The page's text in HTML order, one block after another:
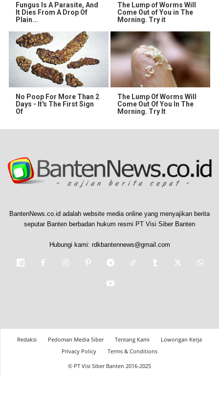
Fungus Is A Parasite, And
It Dies From A Drop Of
Plain...
The Lump of Worms Will
Come Out of You in The
Morning. Try it
No Poop For More Than 2
Days - It's The First Sign
Of
The Lump Of Worms Will
Come Out Of You In The
Morning. Try It
BantenNews.co.id adalah website media online yang menyajikan berita
seputar Banten berbadan hukum resmi PT Visi Siber Banten
Hubungi kami: rdkbantennews@gmail.com
Redaksi Pedoman Media Siber Tentang Kami
Lowongan Kerja
Privacy Policy
Terms & Conditions
© PT Visi Siber Banten 2016-2025